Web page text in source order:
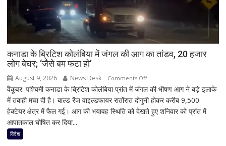
कनाडा के ब्रिटिश कोलंबिया में जंगल की आग का तांडव, 20 हजार
लोग बेघर; ‘जैसे बम फटा हो’
August 9, 2026 News Desk Comments Offon
कनाडा
के
ब्रिटिश
वैंकूवर: पश्चिमी कनाडा के ब्रिटिश कोलंबिया प्रांत में जंगल की भीषण आग ने बड़े इलाके
में तबाही मचा दी है। बाल्ड रेंज वाइल्डफायर रातोंरात दोगुनी होकर करीब 9,500
हेक्टेयर क्षेत्र में फैल गई। आग की भयावह स्थिति को देखते हुए शनिवार को प्रांत में
आपातकाल घोषित कर दिया...
विदेश